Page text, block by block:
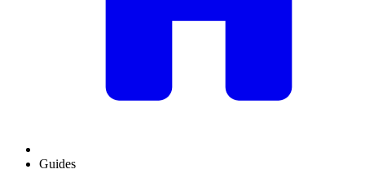
Guides